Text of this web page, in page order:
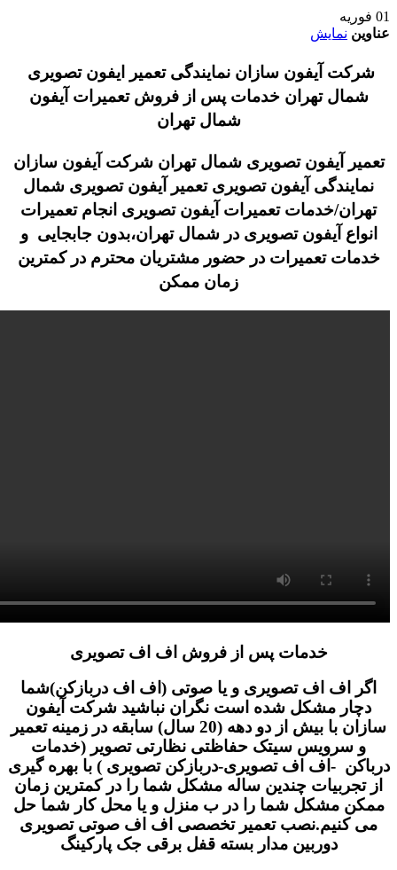
01 فوریه
عناوین نمایش
شرکت آیفون سازان نمایندگی تعمیر ایفون تصویری
شمال تهران خدمات پس از فروش تعمیرات آیفون
شمال تهران
تعمیر آیفون تصویری شمال تهران شرکت آیفون سازان
نمایندگی آیفون تصویری تعمیر آیفون تصویری شمال
تهران/خدمات تعمیرات آیفون تصویری انجام تعمیرات
انواع آیفون تصویری در شمال تهران،بدون جابجایی و
خدمات تعمیرات در حضور مشتریان محترم در کمترین
زمان ممکن
خدمات پس از فروش اف اف تصویری
اگر اف اف تصویری و یا صوتی (اف اف دربازکن)شما
دچار مشکل شده است نگران نباشید شرکت آیفون
سازان با بیش از دو دهه (20 سال) سابقه در زمینه تعمیر
و سرویس سیتک حفاظتی نظارتی تصویر (خدمات
درباکن -اف اف تصویری-دربازکن تصویری ) با بهره گیری
از تجربیات چندین ساله مشکل شما را در کمترین زمان
ممکن مشکل شما را در ب منزل و یا محل کار شما حل
می کنیم.نصب تعمیر تخصصی اف اف صوتی تصویری
دوربین مدار بسته قفل برقی جک پارکینگ